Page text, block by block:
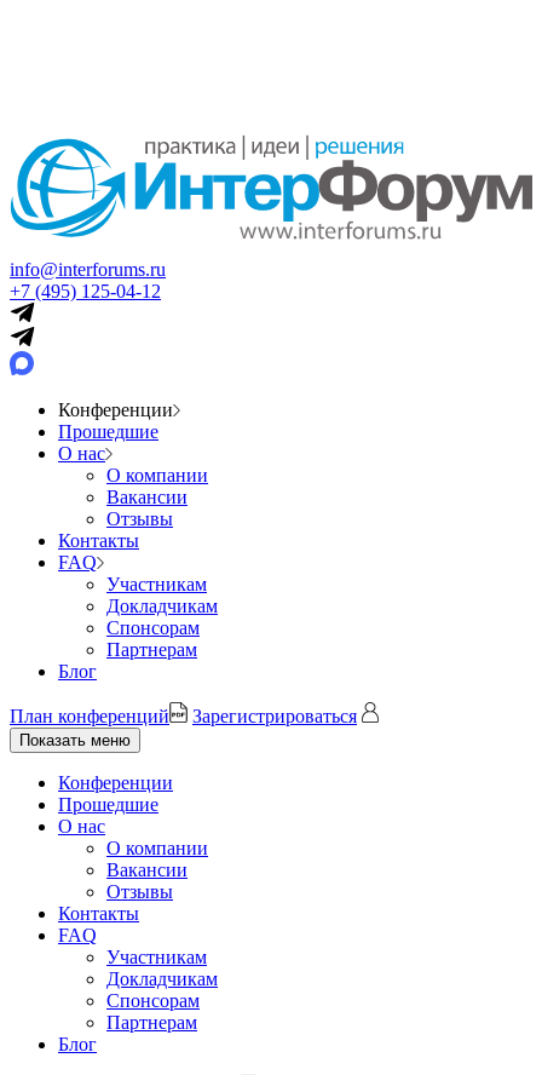
info@interforums.ru
+7 (495) 125-04-12
Конференции
Прошедшие
О нас
О компании
Вакансии
Отзывы
Контакты
FAQ
Участникам
Докладчикам
Спонсорам
Партнерам
Блог
План конференций Зарегистрироваться
Показать меню
Конференции
Прошедшие
О нас
О компании
Вакансии
Отзывы
Контакты
FAQ
Участникам
Докладчикам
Спонсорам
Партнерам
Блог